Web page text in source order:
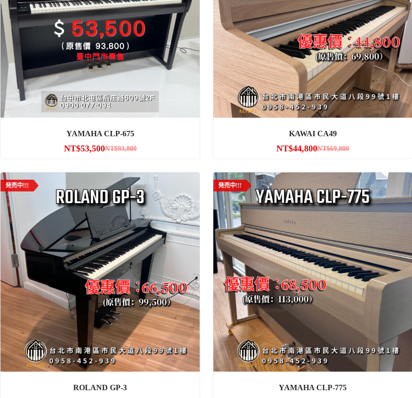
YAMAHA CLP-675
NT$93,800
NT$53,500
KAWAI CA49
NT$69,800
NT$44,800
発売中!!!
ROLAND GP-3
発売中!!!
YAMAHA CLP-775